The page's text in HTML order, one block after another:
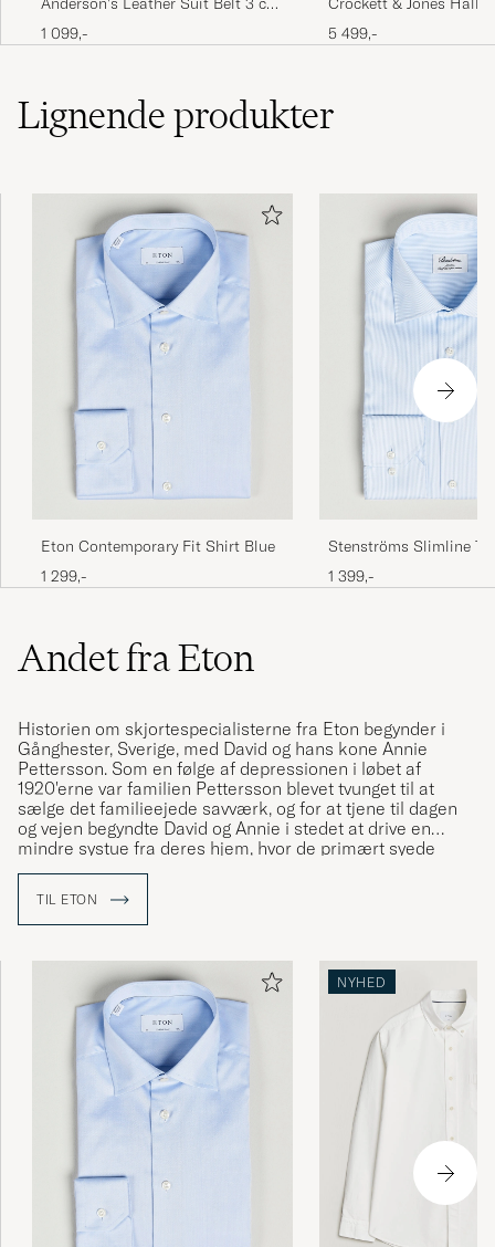
Black
1 099,-
Black Calf
5 499,-
Lignendeprodukter
Eton Contemporary Fit Shirt Blue
1 299,-
Stenströms Slimline
Shirt White/Blue
1 399,-
Andet fra Eton
Historien om skjortespecialisterne fra Eton begynder i
Gånghester, Sverige, med David og hans kone Annie
Pettersson. Som en følge af depressionen i løbet af
1920'erne var familien Pettersson blevet tvunget til at
sælge det familieejede savværk, og for at tjene til dagen
og vejen begyndte David og Annie i stedet at drive en
mindre systue fra deres hjem, hvor de primært syede
skjorter. Som tiden gik begyndte den lille systue at vokse
sprede sig til mere end lokalsamfundet, fik virksomheden
navnet "Skjortfabriken Special". Efter en rejse til
herefter ”The Eton Shirt”. Skjorten blev så populær at man
i løbet af 1950'erne valgte ”Eton” som virksomhedens nye
navn, hvilket de har holdt fast i siden da.
TIL ETON
NYHED